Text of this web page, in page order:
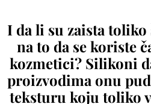
I da li su zaista
na to da se koriste
kozmetici? Silikoni
proizvodima onu
teksturu koju toliko